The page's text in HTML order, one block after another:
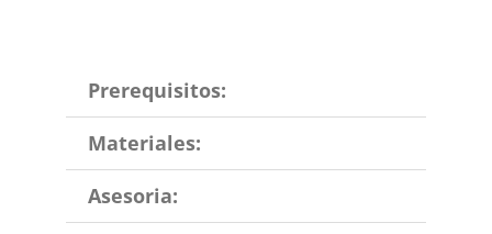
Prerequisitos:
Materiales:
Asesoria: